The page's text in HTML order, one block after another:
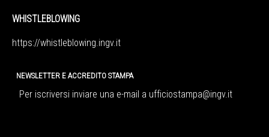
WHISTLEBLOWING
https://whistleblowing.ingv. it
NEWSLETTER E ACCREDITO STAMPA
Per iscriversi inviare una e-mail a ufficiostampa@ingv.it